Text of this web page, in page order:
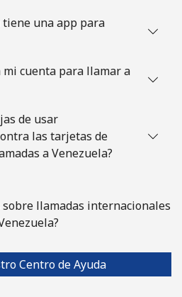
tiene una app para
mi cuenta para llamar a
de usar
las tarjetas de
a Venezuela?
llamadas internacionales
Centro de Ayuda